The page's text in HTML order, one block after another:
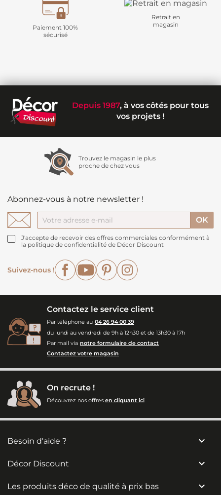
Paiement 100%
sécurisé
Retrait en
magasin
Depuis 1987, à vos côtés pour tous
vos projets !
Trouvez le magasin le plus
proche de chez vous
Abonnez-vous à notre newsletter !
J'accepte de recevoir des offres commerciales conformément à
la politique de confidentialité de Décor Discount
Suivez-nous !
FacebookYouTubePinterest
Contactez le service client
Par téléphone au 04 26 94 00 39
du lundi au vendredi de 9h à 12h30 et de 13h30 à 17h
Par mail via notre formulaire de contact
Contactez votre magasin
On recrute !
Découvrez nos offres en cliquant ici
Besoin d'aide ? 
Décor Discount 
Les produits déco de qualité à prix bas 